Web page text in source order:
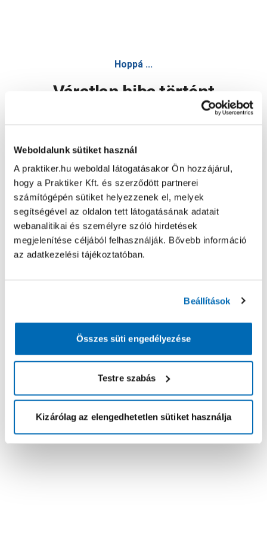
Weboldalunk sütiket használ
A praktiker.hu weboldal látogatásakor Ön hozzájárul,
hogy a Praktiker Kft. és szerződött partnerei
számítógépén sütiket helyezzenek el, melyek
segítségével az oldalon tett látogatásának adatait
webanalitikai és személyre szóló hirdetések
megjelenítése céljából felhasználják. Bővebb információ
az adatkezelési tájékoztatóban.
Beállítások
Összes süti engedélyezése
Testre szabás
Kizárólag az elengedhetetlen sütiket használja
Hoppá ...
Váratlan hiba történt
Oldal újratöltése